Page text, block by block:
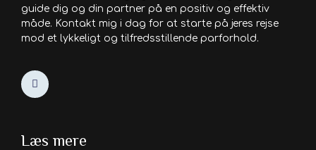
guide dig og din partner på en positiv og effektiv
måde. Kontakt mig i dag for at starte på jeres rejse
mod et lykkeligt og tilfredsstillende parforhold.
Læs mere